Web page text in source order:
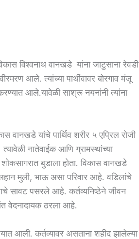
विश्वनाथ वानखडे यांना जाटुसाना रेवडी
आले. त्यांच्या पार्थीवावर बोरगाव मंजू
आले.यावेळी साश्रू नयनांनी त्यांना
वानखडे यांचे पार्थिव शरीर ५ एप्रिल रोजी
नातेवाईक आणि ग्रामस्थांच्या
बुडाला होता. विकास वानखडे
मुली, भाऊ असा परिवार आहे. वडिलांचे
सावट पसरले आहे. कर्तव्यनिष्ठेने जीवन
वेदनादायक ठरला आहे.
आली. कर्तव्यावर असताना शहीद झालेल्या